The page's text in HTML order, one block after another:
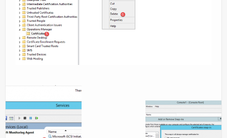
PHP & MySQL
Exchange